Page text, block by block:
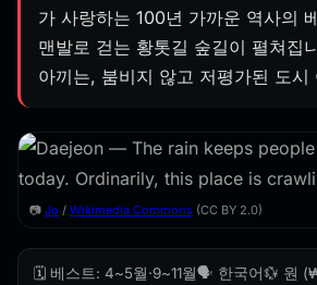
가 사랑하는 100년 가까운 역사의
맨발로 걷는 황톳길 숲길이 펼쳐집
아끼는, 붐비지 않고 저평가된 도시
📷 Jo / Wikimedia Commons (CC BY 2.0)
🗓️ 베스트: 4~5월·9~11월🗣️ 한국어💱 원